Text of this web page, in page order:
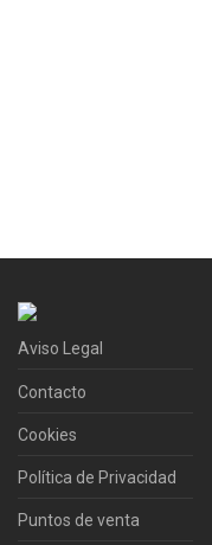
Aviso Legal
Contacto
Cookies
Política de Privacidad
Puntos de venta